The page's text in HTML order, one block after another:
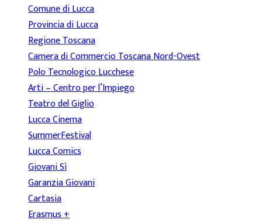
Comune di Lucca
Provincia di Lucca
Regione Toscana
Camera di Commercio Toscana Nord-Ovest
Polo Tecnologico Lucchese
Arti – Centro per l’Impiego
Teatro del Giglio
Lucca Cinema
SummerFestival
Lucca Comics
Giovani Sì
Garanzia Giovani
Cartasia
Erasmus +